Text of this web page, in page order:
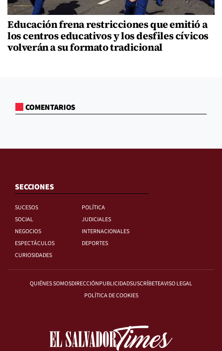
Educación frena restricciones que emitió a
los centros educativos y los desfiles cívicos
volverán a su formato tradicional
COMENTARIOS
SECCIONES
SUCESOS
POLÍTICA
SOCIAL
JUDICIALES
NEGOCIOS
INTERNACIONALES
ESPECTÁCULOS
DEPORTES
CURIOSIDADES
QUIÉNES SOMOSDIRECCIÓNPUBLICIDADSUSCRÍBETEAVISO LEGAL
POLÍTICA DE COOKIES